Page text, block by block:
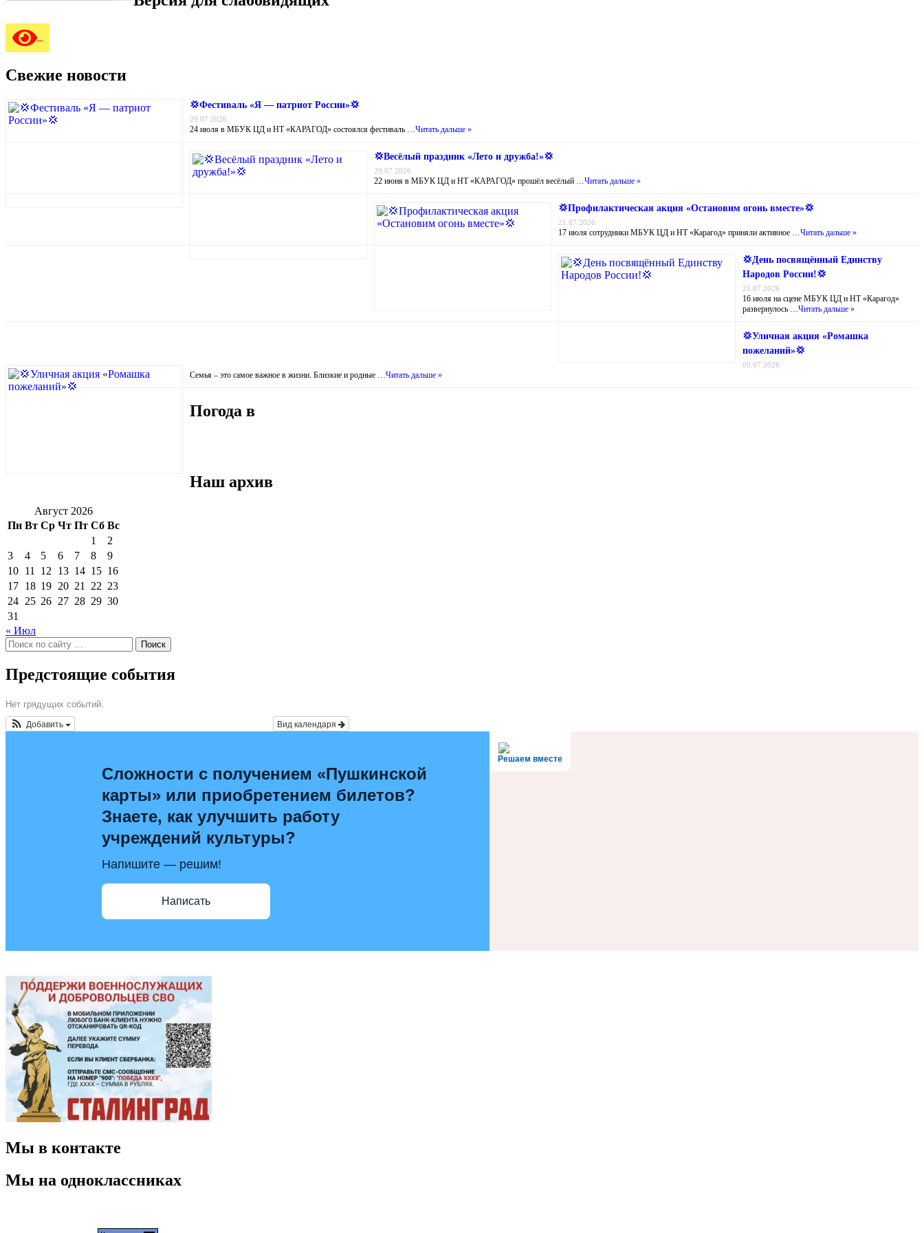
Свежие новости
💢Фестиваль «Я — патриот России»💢
29.07.2026
24 июля в МБУК ЦД и НТ «КАРАГОД» состоялся фестиваль …Читать дальше »
💢Весёлый праздник «Лето и дружба!»💢
29.07.2026
22 июня в МБУК ЦД и НТ «КАРАГОД» прошёл весёлый …Читать дальше »
💢Профилактическая акция «Остановим огонь вместе»💢
21.07.2026
17 июля сотрудники МБУК ЦД и НТ «Карагод» приняли активное …Читать дальше »
💢День посвящённый Единству
Народов России!💢
21.07.2026
16 июля на сцене МБУК ЦД и НТ «Карагод»
развернулось …Читать дальше »
💢Уличная акция «Ромашка
пожеланий»💢
09.07.2026
Семья – это самое важное в жизни. Близкие и родные …Читать дальше »
Погода в
Наш архив
Август 2026
Пн Вт Ср Чт Пт Сб Вс
1
2
3
4 5 6 7 8
9
10 11 12 13 14 15 16
17 18 19 20 21 22 23
24 25 26 27 28 29 30
31
« Июл
Поиск
по:
Предстоящие события
Нет грядущих событий.
Вид календаря
Добавить
Решаем вместе
Сложности с получением «Пушкинской
карты» или приобретением билетов?
Знаете, как улучшить работу
учреждений культуры?
Напишите — решим!
Написать
Мы в контакте
Мы на одноклассниках